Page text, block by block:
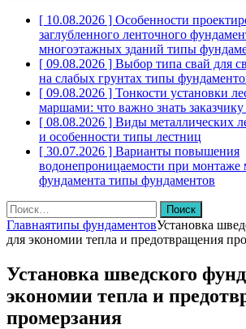
[ 10.08.2026 ] Особенности
заглубленного ленточного
многоэтажных зданий типы
[ 09.08.2026 ] Выбор типа свай для
на слабых грунтах типы
[ 09.08.2026 ] Тонкости установки
маршами: что важно знать заказчику
[ 08.08.2026 ] Виды металлических
и особенности типы лестниц
[ 30.07.2026 ] Варианты повышения
водонепроницаемости при монтаже
фундамента типы фундаментов
Найти:
Главнаятипы фундаментовУстановка
для экономии тепла и предотвращения
Установка шведского
экономии тепла и
промерзания